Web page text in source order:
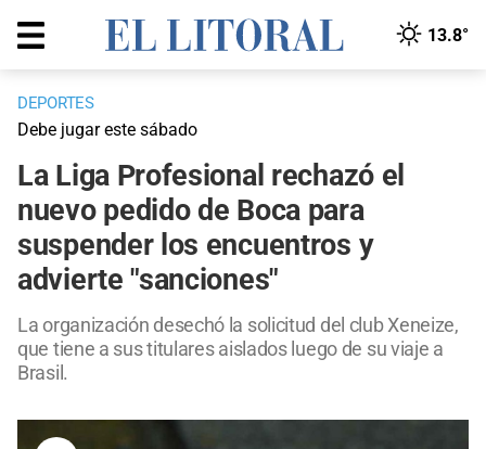
13.8°
DEPORTES
Debe jugar este sábado
La Liga Profesional rechazó el
nuevo pedido de Boca para
suspender los encuentros y
advierte "sanciones"
La organización desechó la solicitud del club Xeneize,
que tiene a sus titulares aislados luego de su viaje a
Brasil.